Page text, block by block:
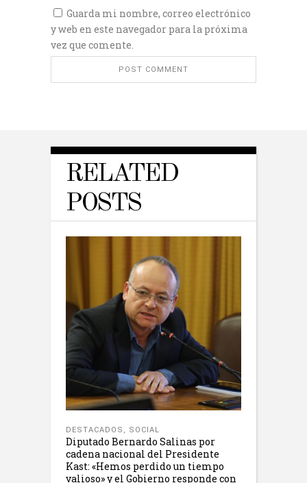
Guarda mi nombre, correo electrónico
y web en este navegador para la próxima
vez que comente.
RELATED
POSTS
DESTACADOS , SOCIAL
Diputado Bernardo Salinas por
cadena nacional del Presidente
Kast: «Hemos perdido un tiempo
valioso» y el Gobierno responde con